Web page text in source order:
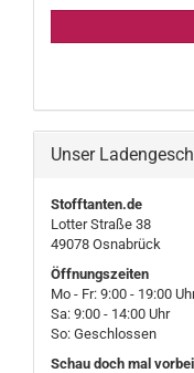
Unser
Stofftanten.de
Lotter Straße 38
49078 Osnabrück
Öffnungszeiten
Mo - Fr: 9:00 - 19:00
Sa: 9:00 - 14:00 Uhr
So: Geschlossen
Schau doch mal